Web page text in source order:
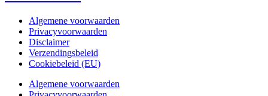
Algemene voorwaarden
Privacyvoorwaarden
Disclaimer
Verzendingsbeleid
Cookiebeleid (EU)
Algemene voorwaarden